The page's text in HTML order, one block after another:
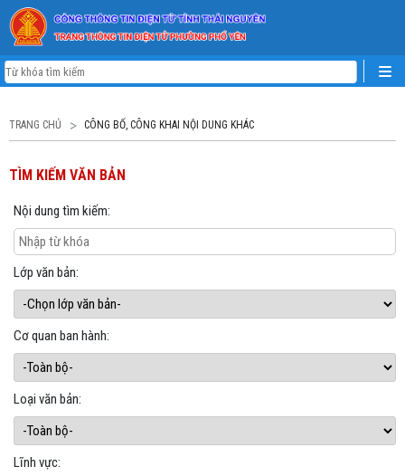
TRANG CHỦ CÔNG BỐ, CÔNG KHAI NỘI DUNG KHÁC
TÌM KIẾM VĂN BẢN
Nội dung tìm kiếm:
Lớp văn bản:
Cơ quan ban hành:
Loại văn bản:
Lĩnh vực: